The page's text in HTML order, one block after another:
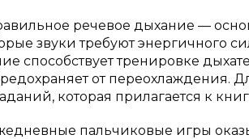
речевое дыхание —
звуки требуют энергичного
способствует тренировке
от переохлаждения.
которая прилагается к
пальчиковые игры